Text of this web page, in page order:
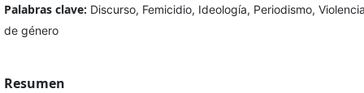
Palabras clave: Discurso, Femicidio, Ideología, Periodismo,
de género
Resumen